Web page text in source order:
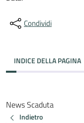
Condividi
INDICE DELLA PAGINA
News Scaduta
Indietro